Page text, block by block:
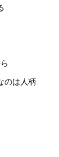
のは人柄